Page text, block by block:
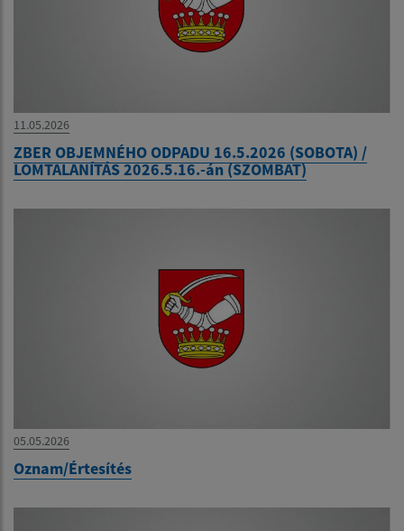
11.05.2026
ZBER OBJEMNÉHO ODPADU 16.5.2026 (SOBOTA) /
LOMTALANÍTÁS 2026.5.16.-án (SZOMBAT)
05.05.2026
Oznam/Értesítés